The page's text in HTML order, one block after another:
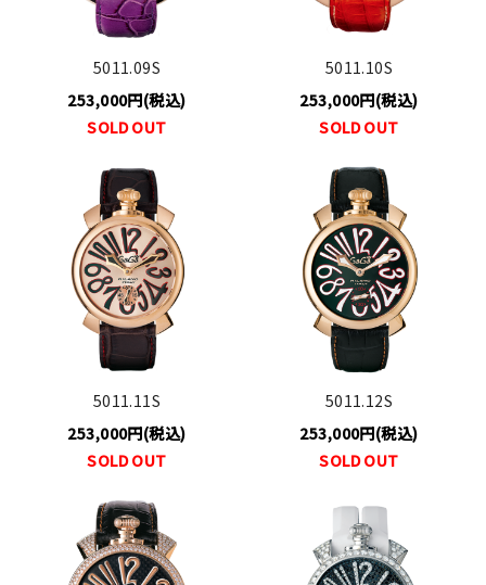
5011.09S
253,000円(税込)
SOLD OUT
5011.10S
253,000円(税込)
SOLD OUT
5011.11S
253,000円(税込)
SOLD OUT
5011.12S
253,000円(税込)
SOLD OUT